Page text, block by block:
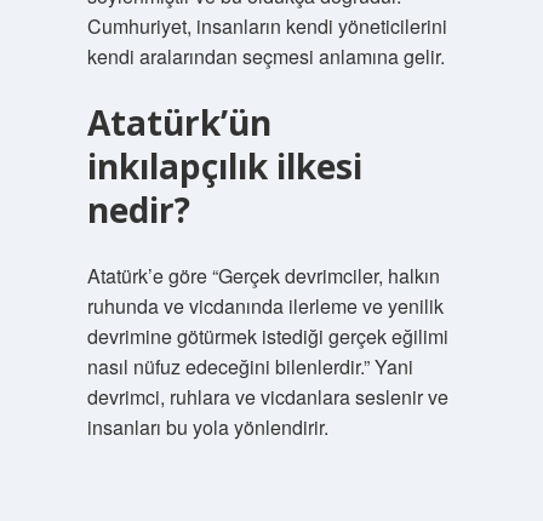
Cumhuriyet, insanların kendi yöneticilerini
kendi aralarından seçmesi anlamına gelir.
Atatürk’ün
inkılapçılık ilkesi
nedir?
Atatürk’e göre “Gerçek devrimciler, halkın
ruhunda ve vicdanında ilerleme ve yenilik
devrimine götürmek istediği gerçek eğilimi
nasıl nüfuz edeceğini bilenlerdir.” Yani
devrimci, ruhlara ve vicdanlara seslenir ve
insanları bu yola yönlendirir.